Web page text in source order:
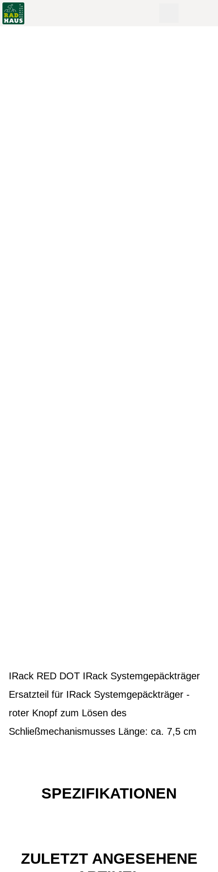
IRack RED DOT IRack Systemgepäckträger
Ersatzteil für IRack Systemgepäckträger -
roter Knopf zum Lösen des
Schließmechanismusses Länge: ca. 7,5 cm
SPEZIFIKATIONEN
ZULETZT ANGESEHENE